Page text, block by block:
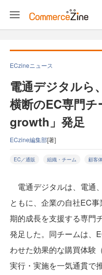
ECzineニュース
電通デジタルら
横断のEC専門
growth」発足
ECzine編集部[著]
EC／通販 組織・チーム 顧客
電通デジタルは、電通
ともに、企業の自社EC
期的成長を支援する専門
発足した。同チームは、
わせた効果的な購買体験
実行・実施を一気通貫で